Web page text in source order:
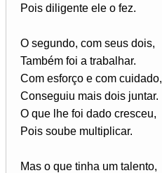
Pois diligente ele o fez.
O segundo, com seus dois,
Também foi a trabalhar.
Com esforço e com cuidado,
Conseguiu mais dois juntar.
O que lhe foi dado cresceu,
Pois soube multiplicar.
Mas o que tinha um talento,